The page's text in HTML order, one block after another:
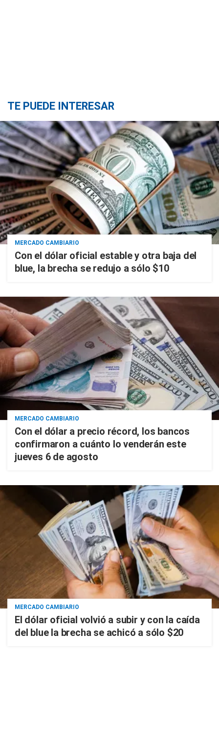
TE PUEDE INTERESAR
MERCADO CAMBIARIO
Con el dólar oficial estable y otra baja del
blue, la brecha se redujo a sólo $10
MERCADO CAMBIARIO
Con el dólar a precio récord, los bancos
confirmaron a cuánto lo venderán este
jueves 6 de agosto
MERCADO CAMBIARIO
El dólar oficial volvió a subir y con la caída
del blue la brecha se achicó a sólo $20